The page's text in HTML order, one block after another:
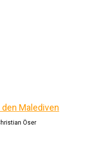
Öser